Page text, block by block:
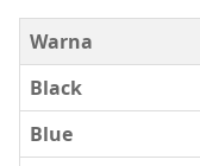
Warna
Black
Blue